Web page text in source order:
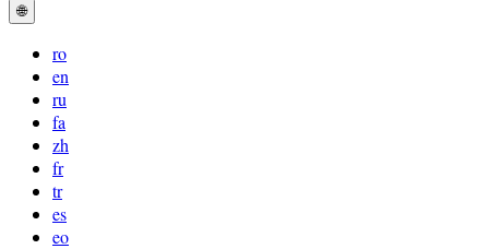
🌐
ro
en
ru
fa
zh
fr
tr
es
eo